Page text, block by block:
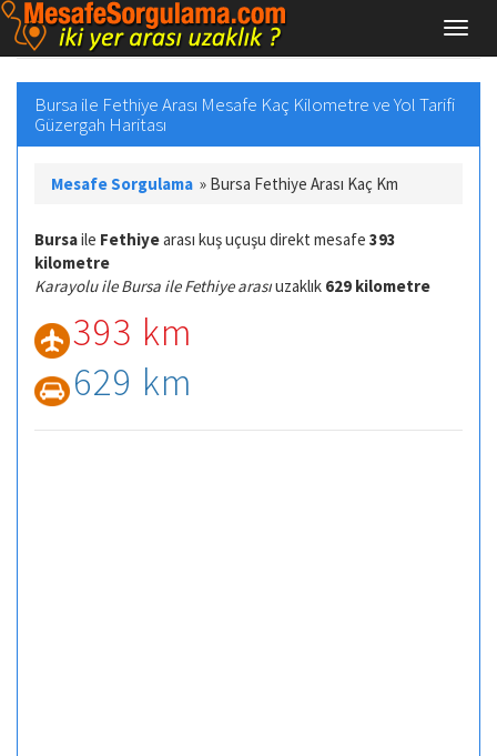
Bursa ile Fethiye Arası Mesafe Kaç Kilometre ve Yol Tarifi
Güzergah Haritası
Mesafe Sorgulama » Bursa Fethiye Arası Kaç Km
Bursaile Fethiyearası kuş uçuşu direkt mesafe 393
kilometre
Karayolu ile Bursa ile Fethiye arasıuzaklık 629 kilometre
393 km
629 km